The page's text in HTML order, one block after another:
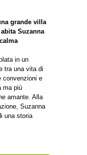
grande villa
Suzanna
in un
tra una vita di
convenzioni e
ma più
amante. Alla
Suzanna
una storia